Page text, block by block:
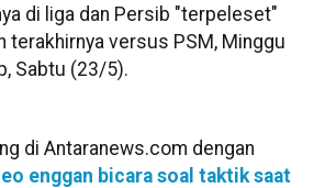
di liga dan Persib "terpeleset"
terakhirnya versus PSM, Minggu
Sabtu (23/5).
di Antaranews.com dengan
enggan bicara soal taktik saat